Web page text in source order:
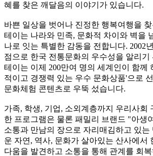
혜를 찾은 깨달음의 이야기가 있습니다.
바쁜 일상을 벗어나 진정한 행복여행을
테이는 나라와 민족, 문화적 차이와 벽을
나로 잇는 특별한 감동을 전합니다. 2002
점으로 한국 전통문화의 우수성을 알리기
테이는 이제 200만여 명의 세계인이 함께
적이고 경쟁력 있는 우수 문화상품'으로
문화체험 콘텐츠로 우뚝 섰습니다.
가족, 학생, 기업, 소외계층까지 우리사회
한 프로그램은 물론 패밀리 브랜드 "아생
소통과 만남의 장으로 자리매김하고 있
운 자연, 역사, 문화가 살아있는 산사에서
다움을 발견하고 소통을 통해 관계를 회